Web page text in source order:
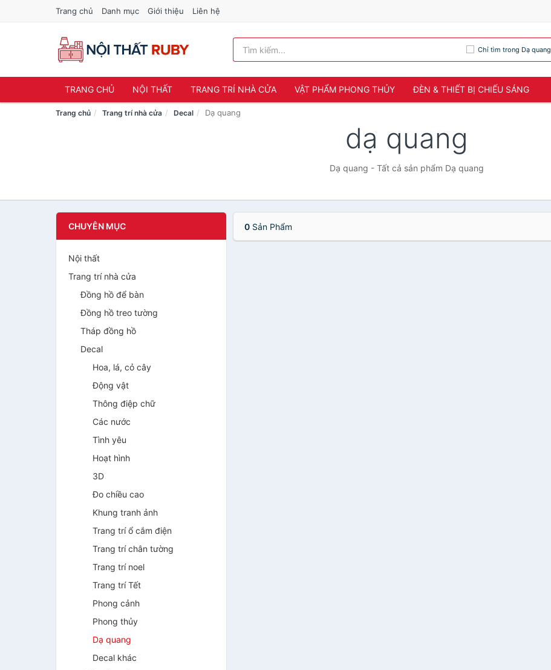
Trang chủ Danh mục Giới thiệu Liên hệ
Chỉ tìm trong Dạ quang
TRANG CHỦ NỘI THẤT TRANG TRÍ NHÀ CỬA VẬT PHẨM PHONG THỦY ĐÈN & THIẾT BỊ CHIẾU SÁNG
Trang chủ Trang trí nhà cửa Decal Dạ quang
dạ quang
Dạ quang - Tất cả sản phẩm Dạ quang
CHUYÊN MỤC
Nội thất
Trang trí nhà cửa
Đồng hồ để bàn
Đồng hồ treo tường
Tháp đồng hồ
Decal
Hoa, lá, cỏ cây
Động vật
Thông điệp chữ
Các nước
Tình yêu
Hoạt hình
3D
Đo chiều cao
Khung tranh ảnh
Trang trí ổ cắm điện
Trang trí chân tường
Trang trí noel
Trang trí Tết
Phong cảnh
Phong thủy
Dạ quang
Decal khác
0Sản Phẩm